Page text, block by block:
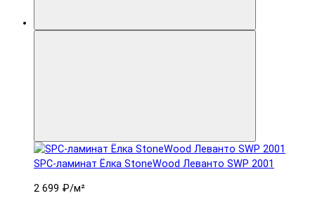
SPC-ламинат Ëлка StoneWood Леванто SWP 2001
2 699 ₽/м²